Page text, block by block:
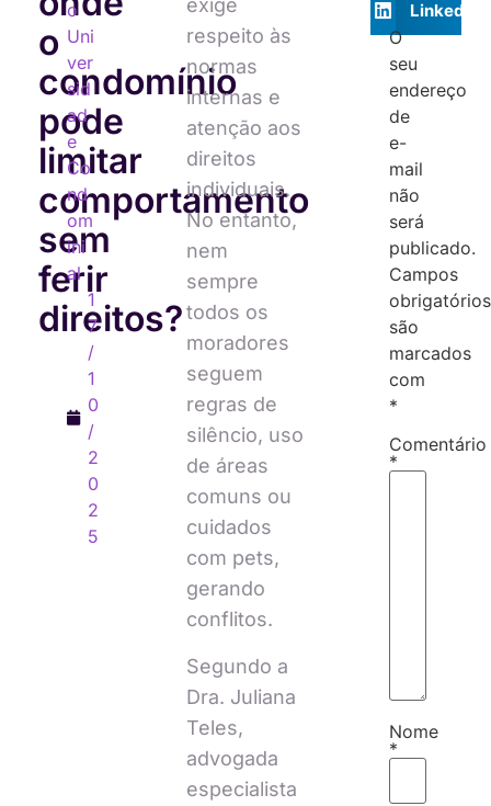
o
condomínio
pode
limitar
comportamento
sem
ferir
direitos?
o
Uni
ver
sid
ad
e
Co
nd
om
ini
al
1
7
/
1
0
/
2
0
2
5
exige
respeito às
normas
internas e
atenção aos
direitos
individuais.
No entanto,
nem
sempre
todos os
moradores
seguem
regras de
silêncio, uso
de áreas
comuns ou
cuidados
com pets,
gerando
conflitos.
Segundo a
Dra. Juliana
Teles,
advogada
especialista
LinkedIn
O
seu
endereço
de
e-
mail
não
será
publicado.
Campos
obrigatórios
são
marcados
com
*
Comentário
*
Nome
*